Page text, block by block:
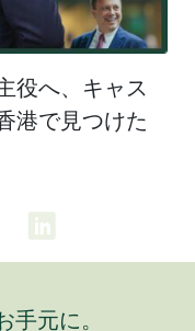
役へ、キャス
港で見つけた
元に。